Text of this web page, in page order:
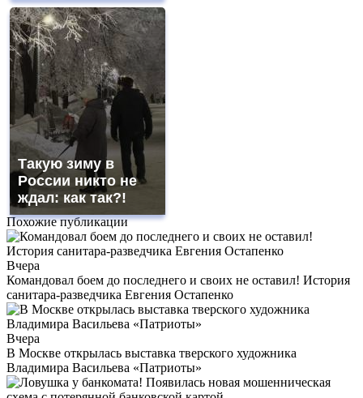
Такую зиму в
России никто не
ждал: как так?!
Похожие публикации
Вчера
Командовал боем до последнего и своих не оставил! История
санитара-разведчика Евгения Остапенко
Вчера
В Москве открылась выставка тверского художника
Владимира Васильева «Патриоты»